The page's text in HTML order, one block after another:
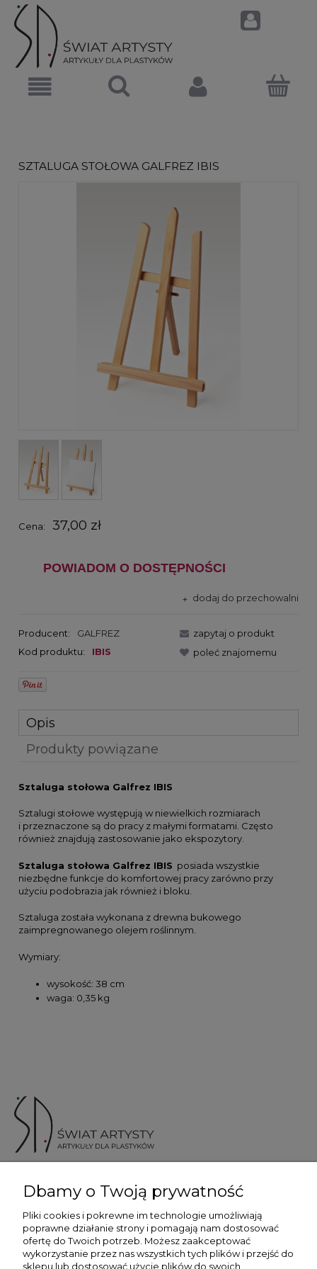
SZTALUGA STOŁOWA GALFREZ IBIS
Cena: 37,00 zł
POWIADOM O DOSTĘPNOŚCI
dodaj do przechowalni
Producent:
GALFREZ
Kod produktu:
IBIS
zapytaj o produkt
poleć znajomemu
Opis
Produkty powiązane
Sztaluga stołowa Galfrez IBIS
Sztalugi stołowe występują w niewielkich rozmiarach
i przeznaczone są do pracy z małymi formatami. Często
również znajdują zastosowanie jako ekspozytory.
Sztaluga stołowa Galfrez IBIS posiada wszystkie
niezbędne funkcje do komfortowej pracy zarówno przy
użyciu podobrazia jak również i bloku.
Sztaluga została wykonana z drewna bukowego
zaimpregnowanego olejem roślinnym.
Wymiary:
wysokość: 38 cm
waga: 0,35 kg
Więcej informacji
Dbamy o Twoją prywatność
Pliki cookies i pokrewne im technologie umożliwiają
poprawne działanie strony i pomagają nam dostosować
ofertę do Twoich potrzeb. Możesz zaakceptować
wykorzystanie przez nas wszystkich tych plików i przejść do
sklepu lub dostosować użycie plików do swoich